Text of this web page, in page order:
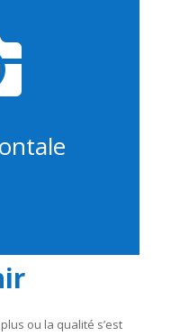
ou la qualité s’est